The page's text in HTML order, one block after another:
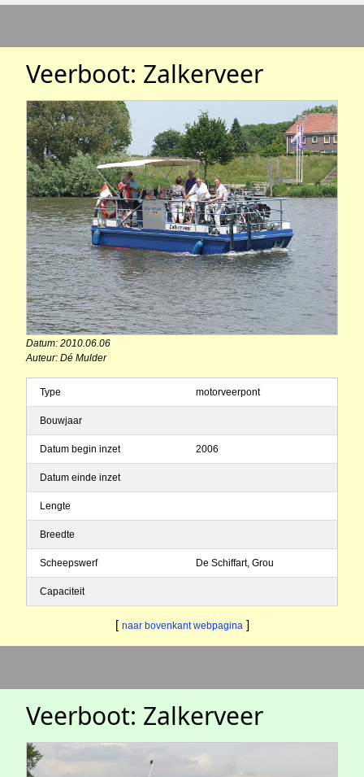
Veerboot: Zalkerveer
Datum: 2010.06.06
Auteur: Dé Mulder
Type motorveerpont
Bouwjaar
Datum begin inzet 2006
Datum einde inzet
Lengte
Breedte
Scheepswerf De Schiffart, Grou
Capaciteit
[ naar bovenkant webpagina ]
Veerboot: Zalkerveer